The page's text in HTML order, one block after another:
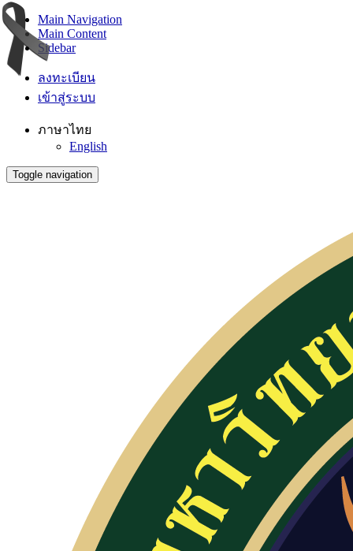
Main Navigation
Main Content
Sidebar
ลงทะเบียน
เข้าสู่ระบบ
ภาษาไทย
English
Toggle navigation